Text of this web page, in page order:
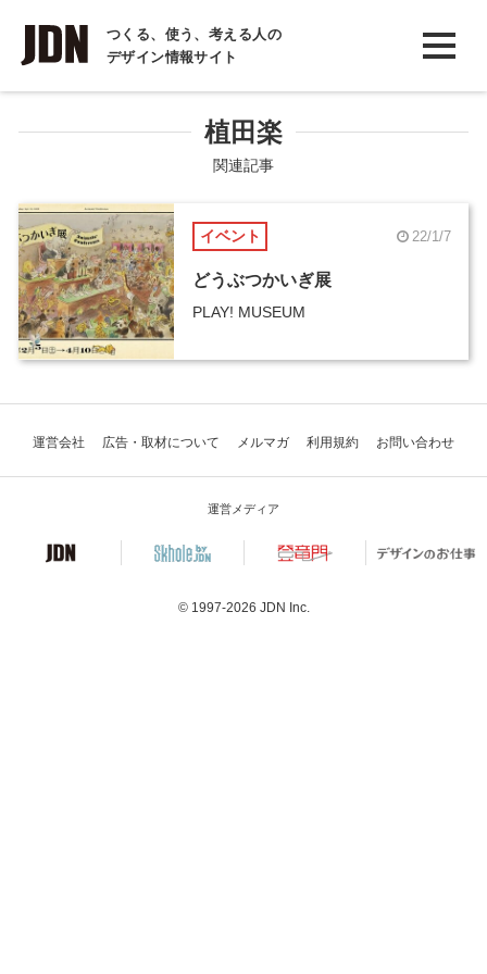
つくる、使う、考える人の
デザイン情報サイト
INTERVIEW
インタビュー
COLUMN
コラム
植田楽
関連記事
イベント 22/1/7
どうぶつかいぎ展
PLAY! MUSEUM
運営会社 広告・取材について メルマガ 利用規約 お問い合わせ
運営メディア
© 1997-2026 JDN Inc.